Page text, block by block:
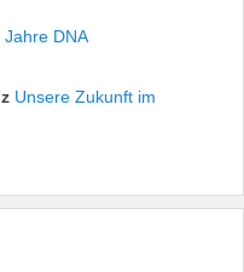
Jahre DNA
Unsere Zukunft im